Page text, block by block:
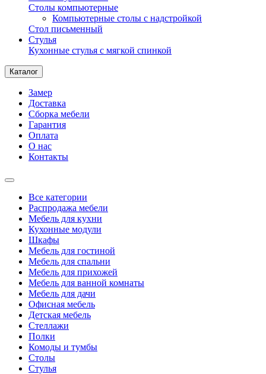
Столы компьютерные
Компьютерные столы с надстройкой
Стол письменный
Стулья
Кухонные стулья с мягкой спинкой
Каталог
Замер
Доставка
Сборка мебели
Гарантия
Оплата
О нас
Контакты
Все категории
Распродажа мебели
Мебель для кухни
Кухонные модули
Шкафы
Мебель для гостиной
Мебель для спальни
Мебель для прихожей
Мебель для ванной комнаты
Мебель для дачи
Офисная мебель
Детская мебель
Стеллажи
Полки
Комоды и тумбы
Столы
Стулья